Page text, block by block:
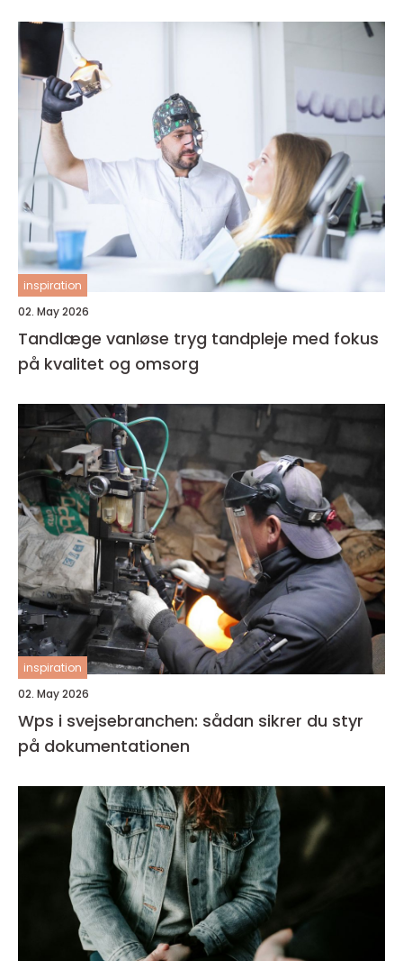
inspiration
02. May 2026
Tandlæge vanløse tryg tandpleje med fokus
på kvalitet og omsorg
inspiration
02. May 2026
Wps i svejsebranchen: sådan sikrer du styr
på dokumentationen